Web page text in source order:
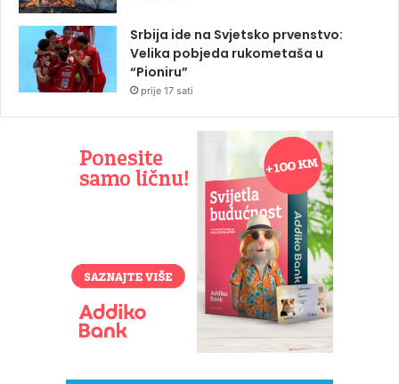
Srbija ide na Svjetsko prvenstvo:
Velika pobjeda rukometaša u
“Pioniru”
prije 17 sati